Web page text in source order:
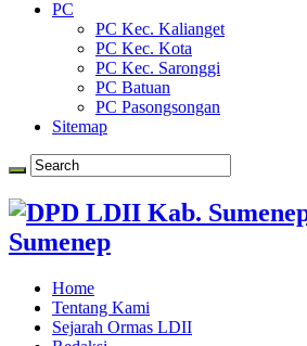
PC
PC Kec. Kalianget
PC Kec. Kota
PC Kec. Saronggi
PC Batuan
PC Pasongsongan
Sitemap
Sumenep
Home
Tentang Kami
Sejarah Ormas LDII